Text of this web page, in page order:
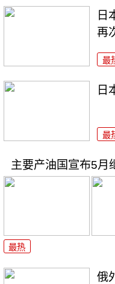
日
再
最
日
最
主要产油国宣布5月
最热
俄